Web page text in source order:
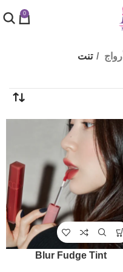
0
أرواج
تنت
Blur Fudge Tint